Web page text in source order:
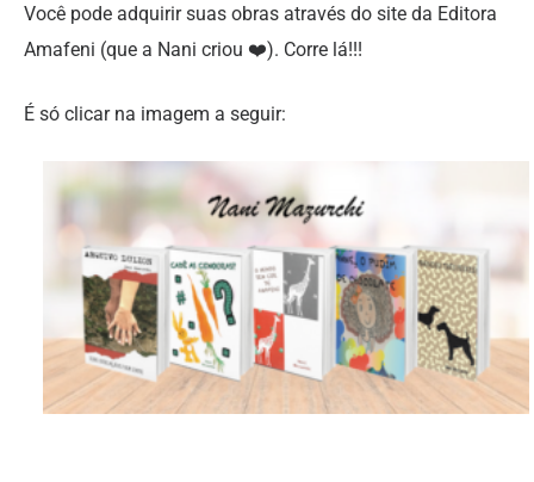
Você pode adquirir suas obras através do site da Editora
Amafeni (que a Nani criou ❤️). Corre lá!!!
É só clicar na imagem a seguir: